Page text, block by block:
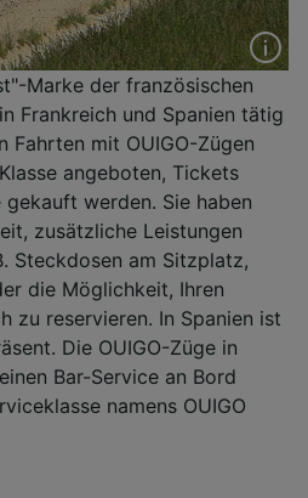
Marke der französischen
Frankreich und Spanien tätig
Fahrten mit OUIGO-Zügen
angeboten, Tickets
werden. Sie haben
zusätzliche Leistungen
Steckdosen am Sitzplatz,
die Möglichkeit, Ihren
zu reservieren. In Spanien ist
Die OUIGO-Züge in
Bar-Service an Bord
namens OUIGO